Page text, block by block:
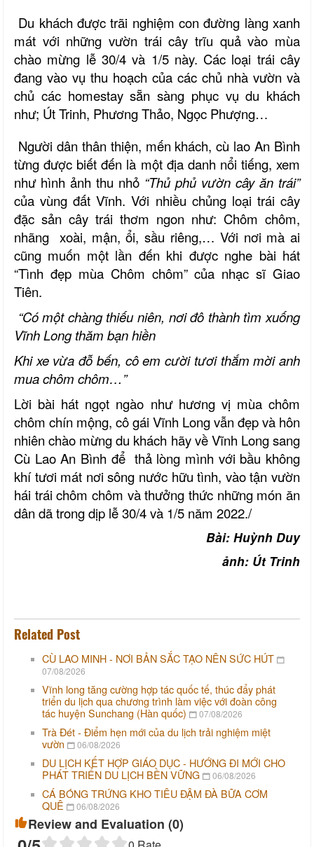
Du khách được trãi nghiệm con đường làng xanh
mát với những vườn trái cây trĩu quả vào mùa
chào mừng lễ 30/4 và 1/5 này. Các loại trái cây
đang vào vụ thu hoạch của các chủ nhà vườn và
chủ các homestay sẵn sàng phục vụ du khách
như; Út Trinh, Phương Thảo, Ngọc Phượng…
Người dân thân thiện, mến khách, cù lao An Bình
từng được biết đến là một địa danh nổi tiếng, xem
như hình ảnh thu nhỏ “Thủ phủ vườn cây ăn trái”
của vùng đất Vĩnh. Với nhiều chủng loại trái cây
đặc sản cây trái thơm ngon như: Chôm chôm,
nhãng xoài, mận, ổi, sầu riêng,… Với nơi mà ai
cũng muốn một lần đến khi được nghe bài hát
“Tình đẹp mùa Chôm chôm” của nhạc sĩ Giao
Tiên.
“Có một chàng thiếu niên, nơi đô thành tìm xuống
Vĩnh Long thăm bạn hiền
Khi xe vừa đỗ bến, cô em cười tươi thắm mời anh
mua chôm chôm…”
Lời bài hát ngọt ngào như hương vị mùa chôm
chôm chín mộng, cô gái Vĩnh Long vẫn đẹp và hôn
nhiên chào mừng du khách hãy về Vĩnh Long sang
Cù Lao An Bình để thả lòng mình với bầu không
khí tươi mát nơi sông nước hữu tình, vào tận vườn
hái trái chôm chôm và thưởng thức những món ăn
dân dã trong dịp lễ 30/4 và 1/5 năm 2022./
Bài: Huỳnh Duy
ảnh: Út Trinh
Related Post
CÙ LAO MINH - NƠI BẢN SẮC TẠO NÊN SỨC HÚT
07/08/2026
Vĩnh long tăng cường hợp tác quốc tế, thúc đẩy phát
triển du lịch qua chương trình làm việc với đoàn công
tác huyện Sunchang (Hàn quốc)
07/08/2026
Trà Đét - Điểm hẹn mới của du lịch trải nghiệm miệt
vườn
06/08/2026
DU LỊCH KẾT HỢP GIÁO DỤC - HƯỚNG ĐI MỚI CHO
PHÁT TRIỂN DU LỊCH BỀN VỮNG
06/08/2026
CÁ BÓNG TRỨNG KHO TIÊU ĐẬM ĐÀ BỮA CƠM
QUÊ
06/08/2026
Review and Evaluation (0)